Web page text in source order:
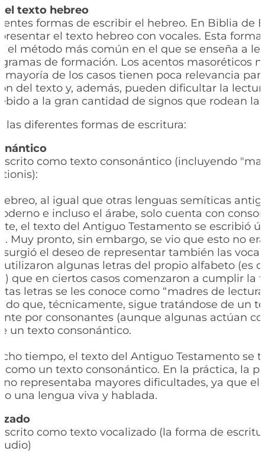
texto hebreo
formas de escribir el hebreo. En Biblia de
el texto hebreo con vocales. Esta
el método más común en el que se enseña a
de formación. Los acentos masoréticos
mayoría de los casos tienen poca relevancia
del texto y, además, pueden dificultar la
a la gran cantidad de signos que rodean
las diferentes formas de escritura:
escrito como texto consonántico (incluyendo
al igual que otras lenguas semíticas
e incluso el árabe, solo cuenta con
el texto del Antiguo Testamento se escribió
Muy pronto, sin embargo, se vio que esto no
el deseo de representar también las
utilizaron algunas letras del propio alfabeto (es
que en ciertos casos comenzaron a cumplir la
letras se les conoce como “madres de
que, técnicamente, sigue tratándose de un
por consonantes (aunque algunas actúan
un texto consonántico.
tiempo, el texto del Antiguo Testamento se
un texto consonántico. En la práctica, la
no representaba mayores dificultades, ya que el
una lengua viva y hablada.
escrito como texto vocalizado (la forma de